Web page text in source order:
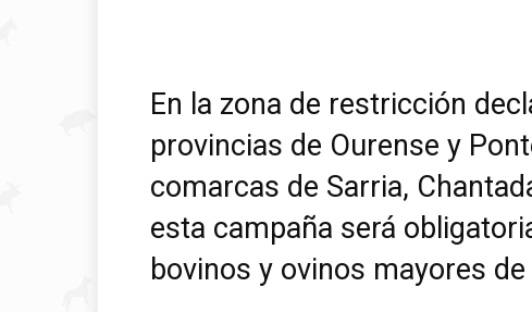
En la zona de restricción
provincias de Ourense y
comarcas de Sarria,
esta campaña será
bovinos y ovinos mayores